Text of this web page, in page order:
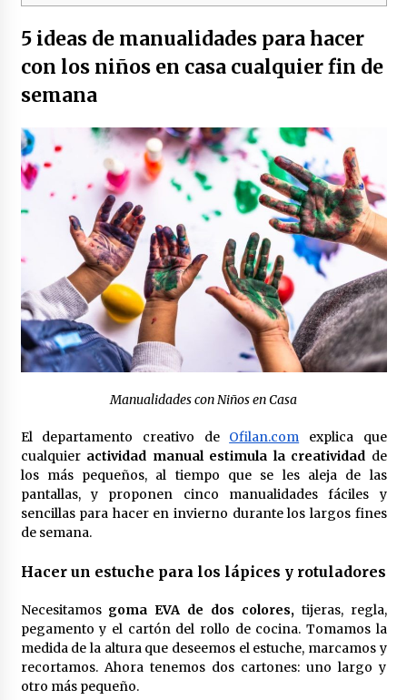
Juego de la carrera de la oruga
4 años atrás
Aprender inglés desde casa
4 años atrás
Invitaciones: cómo hacerlas y enviarlas
4 años atrás
Plantilla Pauta Montessori para imprimir en
PDF
4 años atrás
5 ideas de manualidades para hacer
con los niños en casa cualquier fin de
semana
Manualidades con Niños en Casa
El departamento creativo de Ofilan.com explica que
cualquier actividad manual estimula la creatividad de
los más pequeños, al tiempo que se les aleja de las
pantallas, y proponen cinco manualidades fáciles y
sencillas para hacer en invierno durante los largos fines
de semana.
Hacer un estuche para los lápices y rotuladores
Necesitamos goma EVA de dos colores, tijeras, regla,
pegamento y el cartón del rollo de cocina. Tomamos la
medida de la altura que deseemos el estuche, marcamos y
recortamos. Ahora tenemos dos cartones: uno largo y
otro más pequeño.